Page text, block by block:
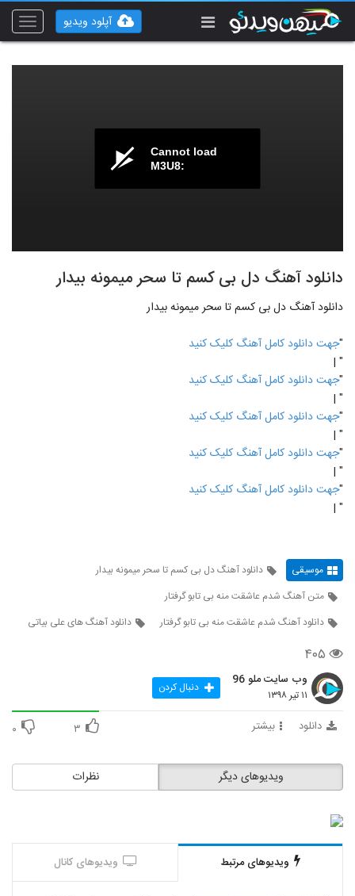
Toggle
آپلود ویدیو
Cannot load
M3U8:
دانلود آهنگ دل بی کسم تا سحر میمونه بیدار
دانلود آهنگ دل بی کسم تا سحر میمونه بیدار
"جهت دانلود کامل آهنگ کلیک کنید
" |
"جهت دانلود کامل آهنگ کلیک کنید
" |
"جهت دانلود کامل آهنگ کلیک کنید
" |
"جهت دانلود کامل آهنگ کلیک کنید
" |
"جهت دانلود کامل آهنگ کلیک کنید
" |
موسیقی
دانلود آهنگ دل بی کسم تا سحر میمونه بیدار
متن آهنگ شدم عاشقت منه بی تابو گرفتار
دانلود آهنگ شدم عاشقت منه بی تابو گرفتار
دانلود آهنگ های علی بیاتی
۴۰۵
وب سایت ملو 96
۱۱ تیر ۱۳۹۸ دنبال کردن
دانلود بیشتر ۳ ۰
نظرات ویدیوهای دیگر
ویدیوهای مرتبط ویدیوهای کانال